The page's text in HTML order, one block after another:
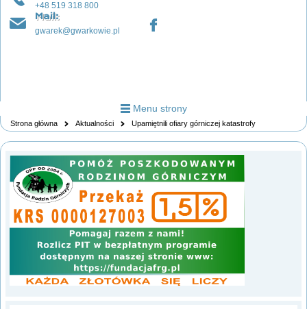
+48 519 318 800
Mail:
gwarek@gwarkowie.pl
Menu strony
Strona główna Aktualności Upamiętnili ofiary górniczej katastrofy